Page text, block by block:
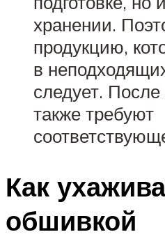
хранении.
продукцию,
в
следует.
также требуют
Как
обшивкой